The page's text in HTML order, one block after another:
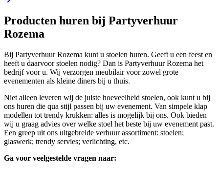
Producten huren bij Partyverhuur
Rozema
Bij Partyverhuur Rozema kunt u stoelen huren. Geeft u een feest en
heeft u daarvoor stoelen nodig? Dan is Partyverhuur Rozema het
bedrijf voor u. Wij verzorgen meubilair voor zowel grote
evenementen als kleine diners bij u thuis.
Niet alleen leveren wij de juiste hoeveelheid stoelen, ook kunt u bij
ons huren die qua stijl passen bij uw evenement. Van simpele klap
modellen tot trendy krukken: alles is mogelijk bij ons. Ook bieden
wij u graag advies over welke stoel het beste bij uw evenement past.
Een greep uit ons uitgebreide verhuur assortiment: stoelen;
glaswerk; trendy servies; verlichting, etc.
Ga voor veelgestelde vragen naar: